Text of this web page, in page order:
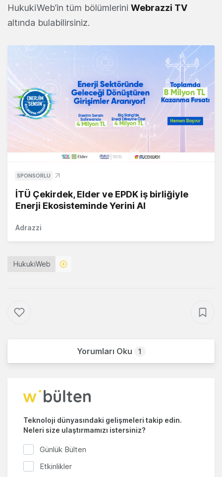
HukukiWeb’in tüm bölümlerini Webrazzi TV
altında bulabilirsiniz.
SPONSORLU
İTÜ Çekirdek, Elder ve EPDK iş birliğiyle
Enerji Ekosisteminde Yerini Al
Adrazzi
HukukiWeb
Yorumları Oku 1
Teknoloji dünyasındaki gelişmeleri takip edin.
Neleri size ulaştırmamızı istersiniz?
Günlük Bülten
Etkinlikler